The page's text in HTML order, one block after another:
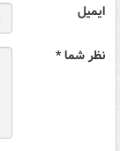
ایمیل
نظر شما *